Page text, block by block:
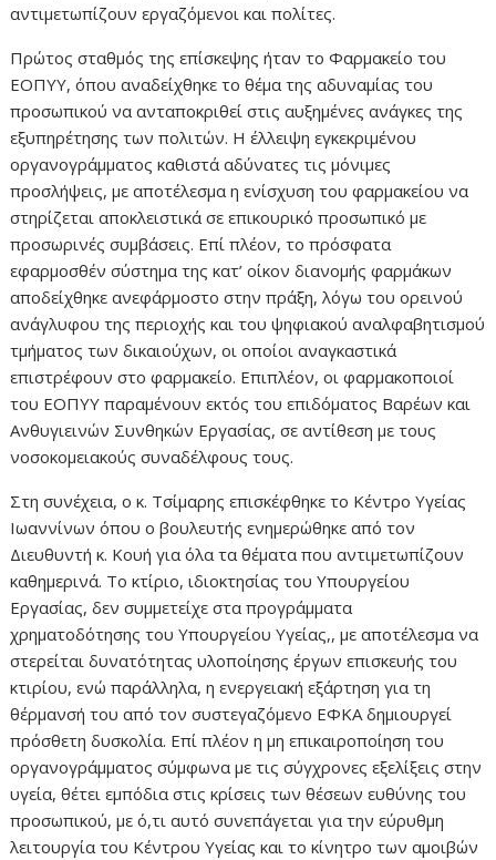
αντιμετωπίζουν εργαζόμενοι και πολίτες.
Πρώτος σταθμός της επίσκεψης ήταν το Φαρμακείο του
ΕΟΠΥΥ, όπου αναδείχθηκε το θέμα της αδυναμίας του
προσωπικού να ανταποκριθεί στις αυξημένες ανάγκες της
εξυπηρέτησης των πολιτών. Η έλλειψη εγκεκριμένου
οργανογράμματος καθιστά αδύνατες τις μόνιμες
προσλήψεις, με αποτέλεσμα η ενίσχυση του φαρμακείου να
στηρίζεται αποκλειστικά σε επικουρικό προσωπικό με
προσωρινές συμβάσεις. Επί πλέον, το πρόσφατα
εφαρμοσθέν σύστημα της κατ’ οίκον διανομής φαρμάκων
αποδείχθηκε ανεφάρμοστο στην πράξη, λόγω του ορεινού
ανάγλυφου της περιοχής και του ψηφιακού αναλφαβητισμού
τμήματος των δικαιούχων, οι οποίοι αναγκαστικά
επιστρέφουν στο φαρμακείο. Επιπλέον, οι φαρμακοποιοί
του ΕΟΠΥΥ παραμένουν εκτός του επιδόματος Βαρέων και
Ανθυγιεινών Συνθηκών Εργασίας, σε αντίθεση με τους
νοσοκομειακούς συναδέλφους τους.
Στη συνέχεια, ο κ. Τσίμαρης επισκέφθηκε το Κέντρο Υγείας
Ιωαννίνων όπου ο βουλευτής ενημερώθηκε από τον
Διευθυντή κ. Κουή για όλα τα θέματα που αντιμετωπίζουν
καθημερινά. Το κτίριο, ιδιοκτησίας του Υπουργείου
Εργασίας, δεν συμμετείχε στα προγράμματα
χρηματοδότησης του Υπουργείου Υγείας,, με αποτέλεσμα να
στερείται δυνατότητας υλοποίησης έργων επισκευής του
κτιρίου, ενώ παράλληλα, η ενεργειακή εξάρτηση για τη
θέρμανσή του από τον συστεγαζόμενο ΕΦΚΑ δημιουργεί
πρόσθετη δυσκολία. Επί πλέον η μη επικαιροποίηση του
οργανογράμματος σύμφωνα με τις σύγχρονες εξελίξεις στην
υγεία, θέτει εμπόδια στις κρίσεις των θέσεων ευθύνης του
προσωπικού, με ό,τι αυτό συνεπάγεται για την εύρυθμη
λειτουργία του Κέντρου Υγείας και το κίνητρο των αμοιβών